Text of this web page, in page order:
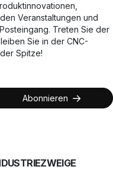
Veranstaltungen und
Treten Sie der
Sie in der CNC-
Spitze!
Abonnieren